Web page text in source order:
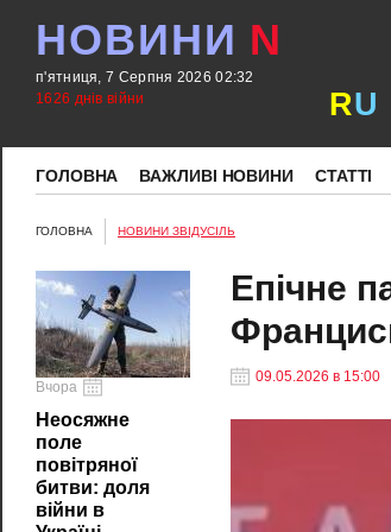
НОВИНИ N
п'ятниця, 7 Серпня 2026 02:32
1626 днів війни
RU
ГОЛОВНА ВАЖЛИВІ НОВИНИ СТАТТІ
ГОЛОВНА НОВИНИ ЗВІДУСІЛЬ
Вчора
Неосяжне
поле
повітряної
битви: доля
війни в
Епічне
09.05.2026 в 15:00